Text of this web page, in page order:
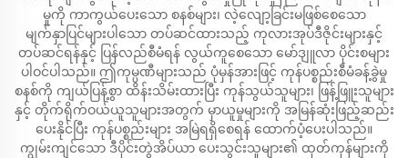
မှုကို ကာကွယ်ပေးသော စနစ်များ၊ လဲ့လျော့ခြင်းမဖြစ်စေသော
မျက်နှာပြင်များပါသော တပ်ဆင်ထားသည့် ကုလားအုပ်ဒီဇိုင်းများနှင့်
တပ်ဆင်ရန်နှင့် ပြန်လည်စီမံရန် လွယ်ကူစေသော မော်ဒျူလာ ပိုင်းစများ
ပါဝင်ပါသည်။ ဤကုမ္ပဏီများသည် ပုံမှန်အားဖြင့် ကုန်ပစ္စည်းစီမံခန့်ခွဲမှု
စနစ်ကို ကျယ်ပြန့်စွာ ထိန်းသိမ်းထားပြီး ကုန်သွယ်သူများ၊ ဖြန့်ဖြူးသူများ
နှင့် တိုက်ရိုက်ဝယ်ယူသူများအတွက် မှာယူမှုများကို အမြန်ဆုံးဖြည့်ဆည်း
ပေးနိုင်ပြီး ကုန်ပစ္စည်းများ အမြဲရရှိစေရန် ထောက်ပံ့ပေးပါသည်။
ကျွမ်းကျင်သော ဒီပိုင်းတွဲအိပ်ယာ ပေးသွင်းသူများ၏ ထုတ်ကုန်များကို